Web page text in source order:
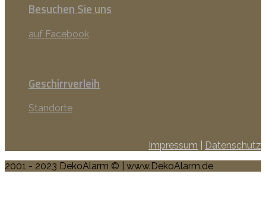
Besuchen Sie uns
auf Facebook
Geschirrverleih
Standorte
Impressum
Datenschutz
2001 - 2023 DekoAlarm © | www.DekoAlarm.de